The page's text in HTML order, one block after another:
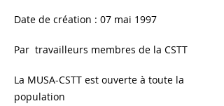
Date de création : 07 mai 1997
Par travailleurs membres de la CSTT
La MUSA-CSTT est ouverte à toute la
population